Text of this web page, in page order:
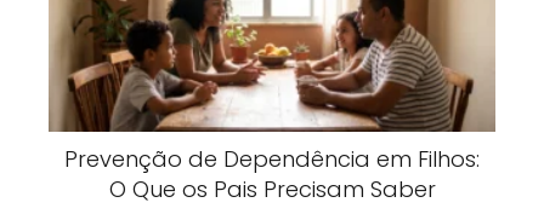
Prevenção de Dependência em Filhos:
O Que os Pais Precisam Saber